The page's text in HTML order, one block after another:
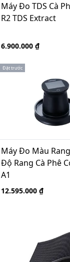
Máy Đo TDS Cà
R2 TDS Extract
6.900.000 ₫
Đặt trước
Máy Đo Màu
Độ Rang Cà Phê
A1
12.595.000 ₫